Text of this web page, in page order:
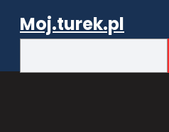
Moj.turek.pl